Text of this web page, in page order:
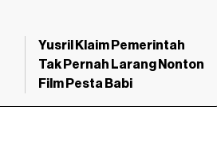
Yusril Klaim Pemerintah
Tak Pernah Larang Nonton
Film Pesta Babi